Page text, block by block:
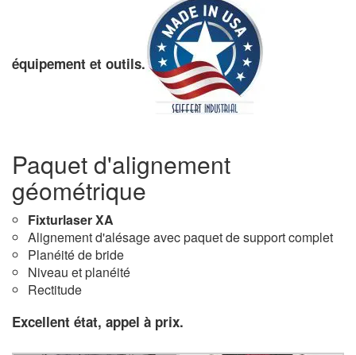
équipement et outils.
Paquet d'alignement
géométrique
Fixturlaser XA
Alignement d'alésage avec paquet de support complet
Planéité de bride
Niveau et planéité
Rectitude
Excellent état, appel à prix.